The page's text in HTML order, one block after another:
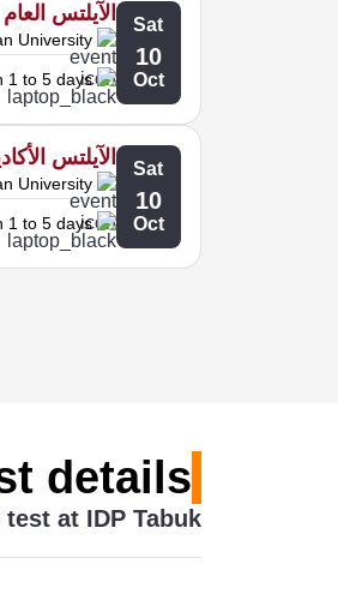
Sat
10
Oct
الآيلتس العام
University
1 to 5 days
Sat
10
Oct
الآيلتس
University
1 to 5 days
details
at IDP Tabuk?